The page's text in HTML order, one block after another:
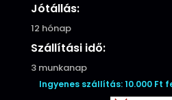
Jótállás:
12 hónap
Szállítási idő:
3 munkanap
Ingyenes szállítás: 10.000 Ft